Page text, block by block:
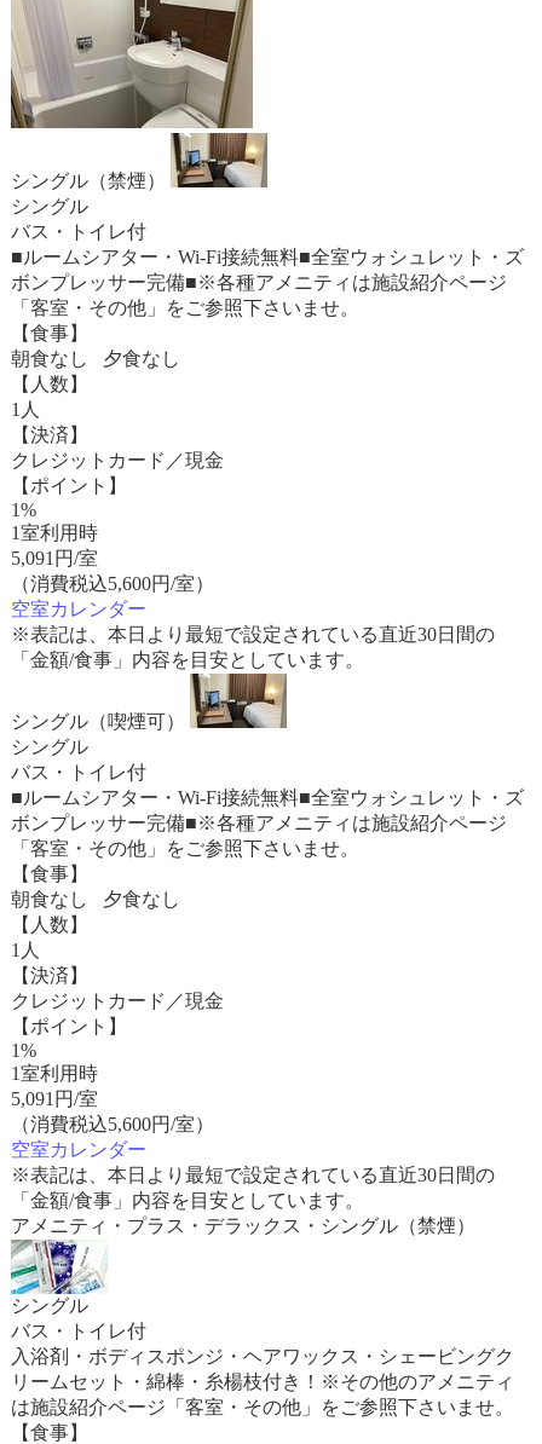
シングル（禁煙）
シングル
バス・トイレ付
■ルームシアター・Wi-Fi接続無料■全室ウォシュレット・ズ
ボンプレッサー完備■※各種アメニティは施設紹介ページ
「客室・その他」をご参照下さいませ。
【食事】
朝食なし 夕食なし
【人数】
1人
【決済】
クレジットカード／現金
【ポイント】
1%
1室利用時
5,091 円/室
（消費税込5,600円/室）
空室カレンダー
※表記は、本日より最短で設定されている直近30日間の
「金額/食事」内容を目安としています。
シングル（喫煙可）
シングル
バス・トイレ付
■ルームシアター・Wi-Fi接続無料■全室ウォシュレット・ズ
ボンプレッサー完備■※各種アメニティは施設紹介ページ
「客室・その他」をご参照下さいませ。
【食事】
朝食なし 夕食なし
【人数】
1人
【決済】
クレジットカード／現金
【ポイント】
1%
1室利用時
5,091 円/室
（消費税込5,600円/室）
空室カレンダー
※表記は、本日より最短で設定されている直近30日間の
「金額/食事」内容を目安としています。
アメニティ・プラス・デラックス・シングル（禁煙）
シングル
バス・トイレ付
入浴剤・ボディスポンジ・ヘアワックス・シェービングク
リームセット・綿棒・糸楊枝付き！※その他のアメニティ
は施設紹介ページ「客室・その他」をご参照下さいませ。
【食事】